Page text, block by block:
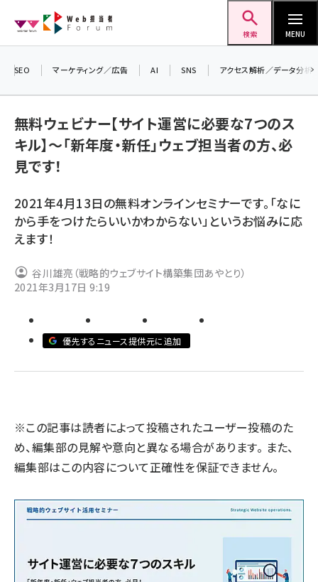
ン
検索 MENU
seo (3532)
youtube (2441)
セミナー (2310)
z世代 (1623)
meo (1277)
llmo (1167)
SEO マーケティング／広告 AI SNS アクセス解析／データ分析
無料ウェビナー【サイト運営に必要な7つのス
キル】～「新年度・新任」ウェブ担当者の方、必
見です！
2021年4月13日の無料オンラインセミナーです。「なに
から手をつけたらいいかわからない」というお悩みに応
えます！
谷川雄亮（戦略的ウェブサイト構築集団あやとり）
2021年3月17日 9:19
優先するニュース提供元に追加
※この記事は読者によって投稿されたユーザー投稿のた
め、編集部の見解や意向と異なる場合があります。 また、
編集部はこの内容について正確性を保証できません。
＼